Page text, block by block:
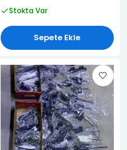
Stokta Var
Sepete Ekle